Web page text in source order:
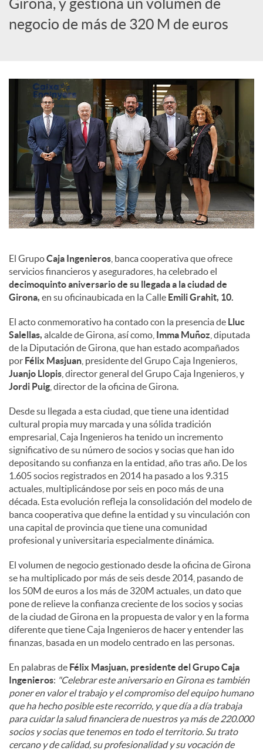
c
e
s
Girona, y gestiona un volumen de
negocio de más de 320 M de euros
El GrupoCaja Ingenieros , banca cooperativa que ofrece
servicios financieros y aseguradores, ha celebrado el
decimoquinto aniversario de su llegada a la ciudad de
Girona, en su oficinaubicada en la Calle Emili Grahit, 10.
El acto conmemorativo ha contado con la presencia de Lluc
Salellas, alcalde de Girona, así como, Imma Muñoz , diputada
de la Diputación de Girona, que han estado acompañados
por Félix Masjuan , presidente del Grupo Caja Ingenieros,
Juanjo Llopis , director general del Grupo Caja Ingenieros, y
Jordi Puig , director de la oficina de Girona.
Desde su llegada a esta ciudad, que tiene una identidad
cultural propia muy marcada y una sólida tradición
empresarial, Caja Ingenieros ha tenido un incremento
significativo de su número de socios y socias que han ido
depositando su confianza en la entidad, año tras año. De los
1.605 socios registrados en 2014 ha pasado a los 9.315
actuales, multiplicándose por seis en poco más de una
década. Esta evolución refleja la consolidación del modelo de
banca cooperativa que define la entidad y su vinculación con
una capital de provincia que tiene una comunidad
profesional y universitaria especialmente dinámica.
El volumen de negocio gestionado desde la oficina de Girona
se ha multiplicado por más de seis desde 2014, pasando de
los 50M de euros a los más de 320M actuales, un dato que
pone de relieve la confianza creciente de los socios y socias
de la ciudad de Girona en la propuesta de valor y en la forma
diferente que tiene Caja Ingenieros de hacer y entender las
finanzas, basada en un modelo centrado en las personas.
En palabras de Félix Masjuan, presidente del Grupo Caja
Ingenieros: "Celebrar este aniversario en Girona es también
poner en valor el trabajo y el compromiso del equipo humano
que ha hecho posible este recorrido, y que día a día trabaja
para cuidar la salud financiera de nuestros ya más de 220.000
socios y socias que tenemos en todo el territorio. Su trato
cercano y de calidad, su profesionalidad y su vocación de